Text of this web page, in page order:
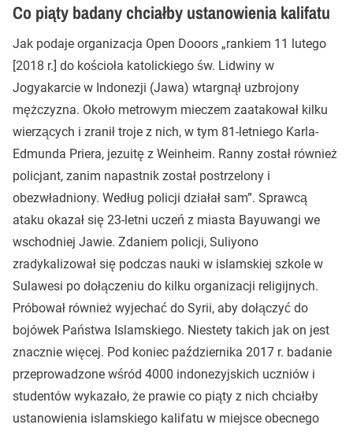
Co piąty badany chciałby ustanowienia kalifatu
Jak podaje organizacja Open Dooors „rankiem 11 lutego
[2018 r.] do kościoła katolickiego św. Lidwiny w
Jogyakarcie w Indonezji (Jawa) wtargnął uzbrojony
mężczyzna. Około metrowym mieczem zaatakował kilku
wierzących i zranił troje z nich, w tym 81-letniego Karla-
Edmunda Priera, jezuitę z Weinheim. Ranny został również
policjant, zanim napastnik został postrzelony i
obezwładniony. Według policji działał sam”. Sprawcą
ataku okazał się 23-letni uczeń z miasta Bayuwangi we
wschodniej Jawie. Zdaniem policji, Suliyono
zradykalizował się podczas nauki w islamskiej szkole w
Sulawesi po dołączeniu do kilku organizacji religijnych.
Próbował również wyjechać do Syrii, aby dołączyć do
bojówek Państwa Islamskiego. Niestety takich jak on jest
znacznie więcej. Pod koniec października 2017 r. badanie
przeprowadzone wśród 4000 indonezyjskich uczniów i
studentów wykazało, że prawie co piąty z nich chciałby
ustanowienia islamskiego kalifatu w miejsce obecnego